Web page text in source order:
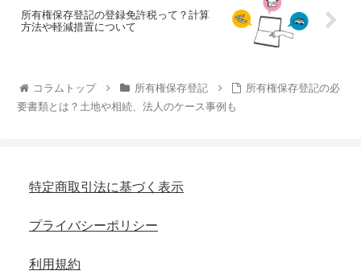
所有権保存登記の登録免許税って？計算
方法や軽減措置について
コラムトップ 所有権保存登記
所有権保存登記の必
要書類とは？土地や相続、法人のケース事例も
特定商取引法に基づく表示
プライバシーポリシー
利用規約